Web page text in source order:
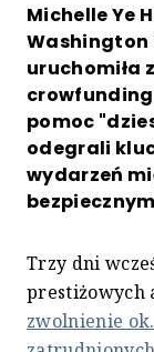
Michelle Ye
Washington
uruchomiła
pomoc
odegrali
wydarzeń
Trzy dni
prestiżowych
zwolnienie